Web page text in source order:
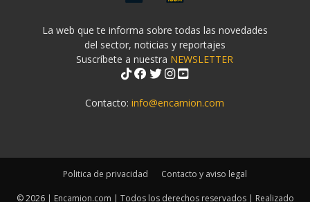
La web que te informa sobre todas las novedades
del sector, noticias y reportajes
Suscríbete a nuestra NEWSLETTER
Contacto:info@encamion.com
Politica de privacidad Contacto y aviso legal
© 2026 | Encamion.com | Todos los derechos reservados | Realizado